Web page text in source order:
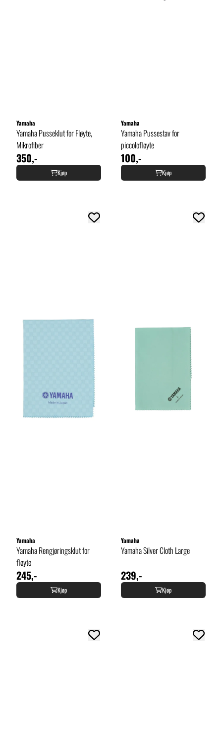
Yamaha
Yamaha Pusseklut for Fløyte,
Mikrofiber
350,-
Kjøp
Yamaha
Yamaha Pussestav for
piccolofløyte
100,-
Kjøp
Yamaha
Yamaha Rengjøringsklut for
fløyte
245,-
Kjøp
Yamaha
Yamaha Silver Cloth Large
239,-
Kjøp